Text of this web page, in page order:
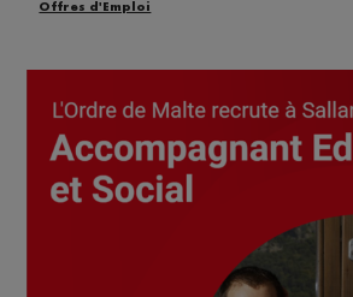
Offres d'Emploi